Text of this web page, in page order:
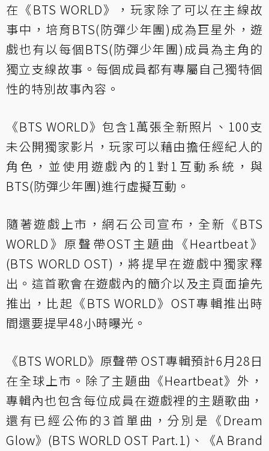
在《BTS WORLD》，玩家除了可以在主線故
事中，培育BTS(防彈少年團)成為巨星外，遊
戲也有以每個BTS(防彈少年團)成員為主角的
獨立支線故事。每個成員都有專屬自己獨特個
性的特別故事內容。
《BTS WORLD》包含1萬張全新照片、100支
未公開獨家影片，玩家可以藉由擔任經紀人的
角色，並使用遊戲內的1對1互動系統，與
BTS(防彈少年團)進行虛擬互動。
隨著遊戲上市，網石公司宣布，全新《BTS
WORLD》原聲帶OST主題曲《Heartbeat》
(BTS WORLD OST)，將提早在遊戲中獨家釋
出。這首歌會在遊戲內的簡介以及主頁面搶先
推出，比起《BTS WORLD》OST專輯推出時
間還要提早48小時曝光。
《BTS WORLD》原聲帶 OST專輯預計6月28日
在全球上市。除了主題曲《Heartbeat》外，
專輯內也包含每位成員在遊戲裡的主題歌曲，
還有已經公佈的3首單曲，分別是《Dream
Glow》(BTS WORLD OST Part.1)、《A Brand